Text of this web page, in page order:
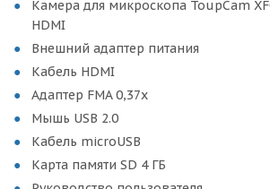
Камера для микроскопа ToupCam
HDMI
Внешний адаптер питания
Кабель HDMI
Адаптер FMA 0,37х
Мышь USB 2.0
Кабель microUSB
Карта памяти SD 4 ГБ